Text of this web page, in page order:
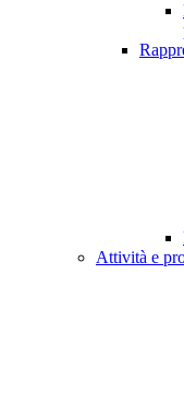
Attività e